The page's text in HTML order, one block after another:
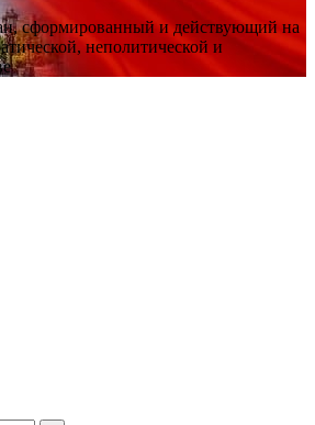
сформированный и действующий на
неполитической и